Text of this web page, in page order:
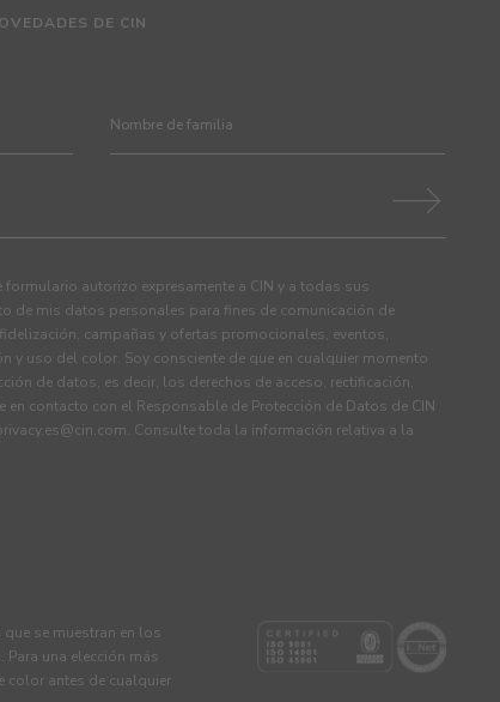
DE CIN
autorizo expresamente a CIN y a todas sus
de mis datos personales para fines de comunicación de
campañas y ofertas promocionales, eventos,
y uso del color. Soy consciente de que en cualquier momento
de datos, es decir, los derechos de acceso, rectificación,
contacto con el Responsable de Protección de Datos de CIN
. Consulte toda la información relativa a la
se muestran en los
una elección más
color antes de cualquier